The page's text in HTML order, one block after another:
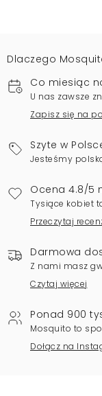
Dlaczego
Co miesiąc
U nas zawsze
Zapisz się na
Szyte w
Jesteśmy
Ocena 4.8/5
Tysiące kobiet
Przeczytaj
Darmowa
Z nami masz
Czytaj więcej
Ponad 900
Mosquito to
Dołącz na